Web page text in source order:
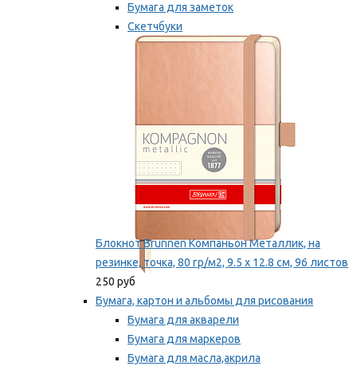
Бумага для заметок
Скетчбуки
Тетради
Блокнот Brunnen Компаньон Металлик, на
резинке, точка, 80 гр/м2, 9.5 х 12.8 см, 96 листов
250 руб
Бумага, картон и альбомы для рисования
Бумага для акварели
Бумага для маркеров
Бумага для масла,акрила